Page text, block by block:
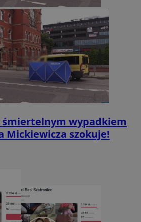
śmiertelnym wypadkiem
Mickiewicza szokuje!